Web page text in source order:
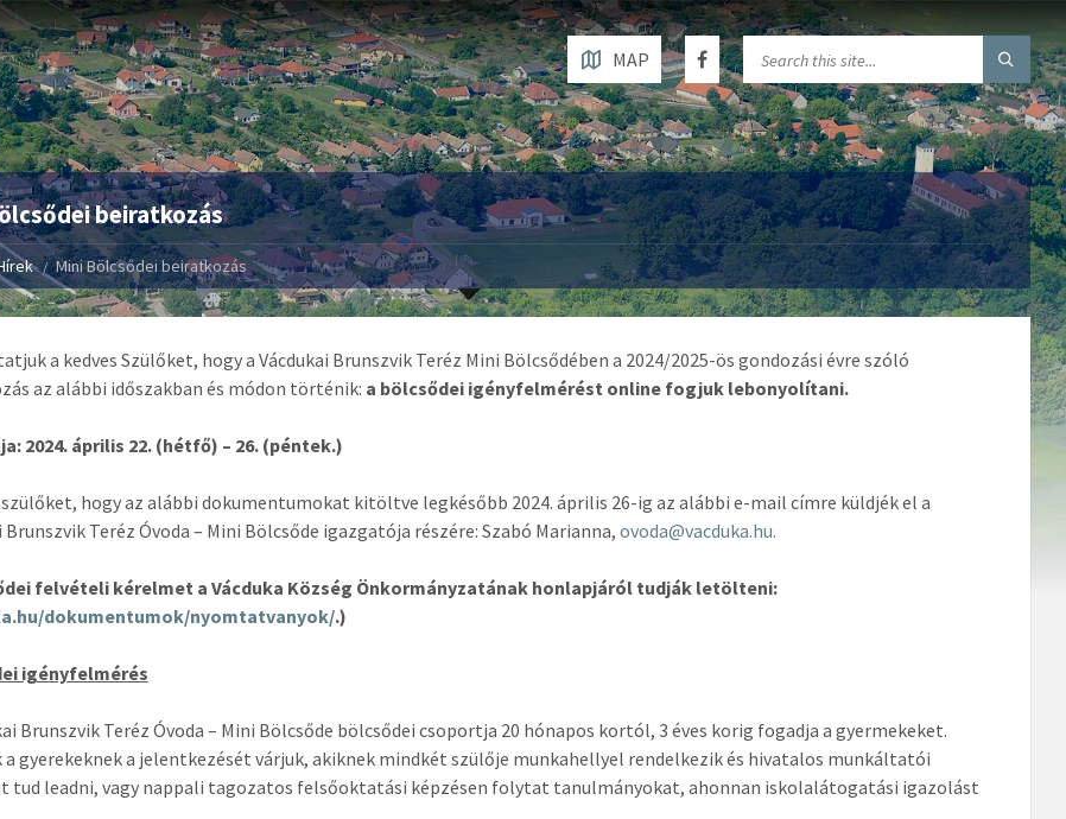
MAP
beiratkozás
Mini Bölcsődei beiratkozás
a kedves Szülőket, hogy a Vácdukai Brunszvik Teréz Mini Bölcsődében a 2024/2025-ös gondozási évre szóló
az alábbi időszakban és módon történik: a bölcsődei igényfelmérést online fogjuk lebonyolítani.
2024. április 22. (hétfő) – 26. (péntek.)
szülőket, hogy az alábbi dokumentumokat kitöltve legkésőbb 2024. április 26-ig az alábbi e-mail címre küldjék el a
Brunszvik Teréz Óvoda – Mini Bölcsőde igazgatója részére: Szabó Marianna, ovoda@vacduka.hu.
felvételi kérelmet a Vácduka Község Önkormányzatának honlapjáról tudják letölteni:
dokumentumok/nyomtatvanyok/.)
igényfelmérés
Brunszvik Teréz Óvoda – Mini Bölcsőde bölcsődei csoportja 20 hónapos kortól, 3 éves korig fogadja a gyermekeket.
a gyerekeknek a jelentkezését várjuk, akiknek mindkét szülője munkahellyel rendelkezik és hivatalos munkáltatói
tud leadni, vagy nappali tagozatos felsőoktatási képzésen folytat tanulmányokat, ahonnan iskolalátogatási igazolást